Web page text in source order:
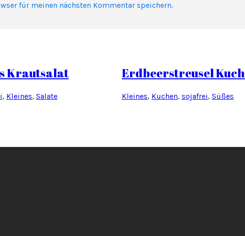
für meinen nächsten Kommentar speichern.
Krautsalat
, Kleines, Salate
Erdbeerstreusel
Kleines, Kuchen, sojafrei, Süßes